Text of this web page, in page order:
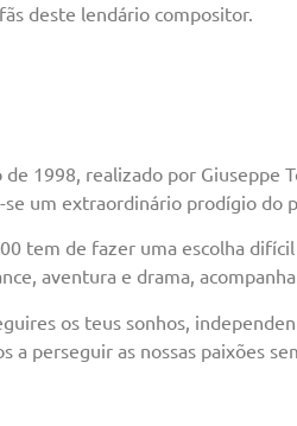
deste lendário compositor.
1998, realizado por Giuseppe
um extraordinário prodígio do
tem de fazer uma escolha
aventura e drama,
os teus sonhos,
a perseguir as nossas paixões